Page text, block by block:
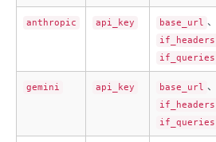
anthropic api_key base_url 、
if_headers
if_queries
gemini api_key base_url 、
if_headers
if_queries